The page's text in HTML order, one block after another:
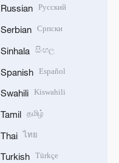
Russian Русский
Serbian Српски
Sinhala සිංහල
Spanish Español
Swahili Kiswahili
Tamil தமிழ்
Thai ไทย
Turkish Türkçe